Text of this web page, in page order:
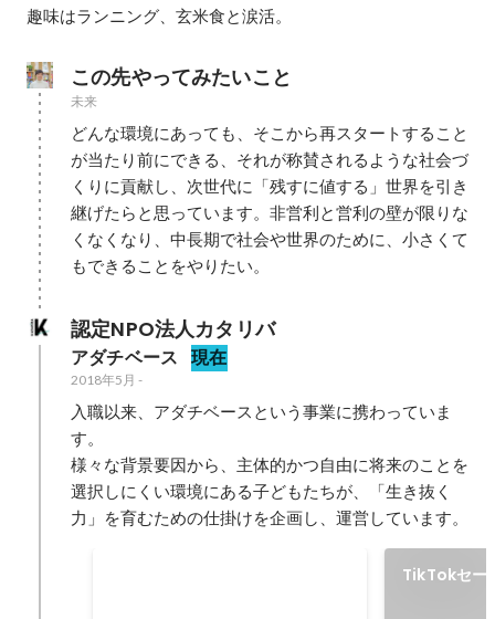
趣味はランニング、玄米食と涙活。
この先やってみたいこと
未来
どんな環境にあっても、そこから再スタートすること
が当たり前にできる、それが称賛されるような社会づ
くりに貢献し、次世代に「残すに値する」世界を引き
継げたらと思っています。非営利と営利の壁が限りな
くなくなり、中長期で社会や世界のために、小さくて
もできることをやりたい。
認定NPO法人カタリバ
アダチベース 現在
2018年5月 -
入職以来、アダチベースという事業に携わっていま
す。
様々な背景要因から、主体的かつ自由に将来のことを
選択しにくい環境にある子どもたちが、「生き抜く
力」を育むための仕掛けを企画し、運営しています。
TikTokセー